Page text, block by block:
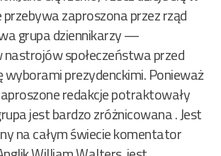
przebywa zaproszona przez rząd
grupa dziennikarzy —
społeczeństwa przed
wyborami prezydenckimi. Ponieważ
redakcje potraktowały
jest bardzo zróżnicowana . Jest
na całym świecie komentator